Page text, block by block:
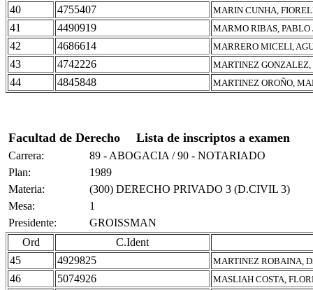
40 4755407 MARIN CUNHA,
41 4490919 MARMO RIBAS, PABLO
42 4686614 MARRERO MICELI,
43 4742226 MARTINEZ
44 4845848 MARTINEZ OROÑO,
Facultad de Derecho Lista de inscriptos a examen
Carrera:
89 - ABOGACIA / 90 - NOTARIADO
Plan:
1989
Materia:
(300) DERECHO PRIVADO 3 (D.CIVIL 3)
Mesa:
1
Presidente:
GROISSMAN
Ord
C.Ident
45
4929825 MARTINEZ ROBAINA,
46 5074926 MASLIAH COSTA,